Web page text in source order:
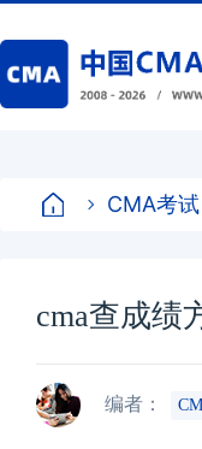
CMA考试
cma查成绩
编者：